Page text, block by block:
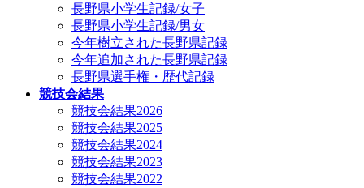
長野県小学生記録/女子
長野県小学生記録/男女
今年樹立された長野県記録
今年追加された長野県記録
長野県選手権・歴代記録
競技会結果
競技会結果2026
競技会結果2025
競技会結果2024
競技会結果2023
競技会結果2022